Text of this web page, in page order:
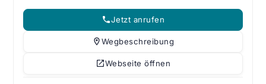
Jetzt anrufen
Wegbeschreibung
Webseite öffnen